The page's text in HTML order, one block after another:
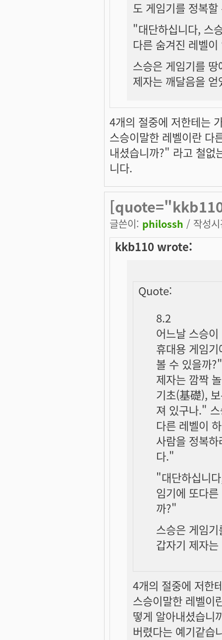
도 게임기를 정복
"대단하십니다, 스
다른 숨겨진 레벨
스승은 게임기를
제자는 깨달음을 얻
4개의 절중에 저한테는
스승이말한 레벨이란 다
내셨습니까?" 라고 철없
니다.
글쓴이: philossh / 작성
kkb110 wrote:
Quote:
8.2
어느날 스승
휴대용 게임
볼 수 있을까
제자는 깜짝
기초(基礎),
져 있구나."
다른 레벨이
사람을 정복
다."
"대단하십니
임기에 또다
까?"
스승은 게임
갑자기 제자
4개의 절중에 저한
스승이말한 레벨이
떻게 알아내셨습니
버렸다는 예기같습